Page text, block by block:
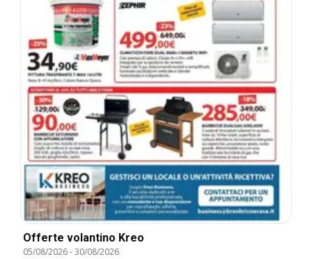
Offerte volantino Kreo
05/08/2026-30/08/2026